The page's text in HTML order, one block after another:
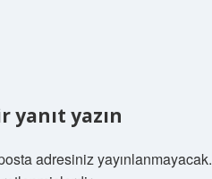
yanıt yazın
adresiniz yayınlanmayacak.